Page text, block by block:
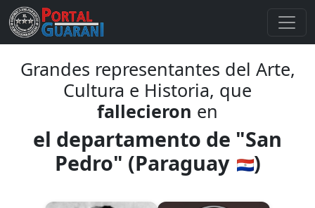
Grandes representantes del Arte,
Cultura e Historia, que
fallecieron en
el departamento de "San
Pedro" (Paraguay
)